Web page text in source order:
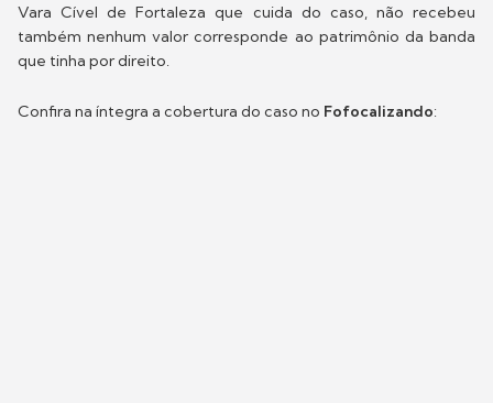
Vara Cível de Fortaleza que cuida do caso, não recebeu
também nenhum valor corresponde ao patrimônio da banda
que tinha por direito.
Confira na íntegra a cobertura do caso no Fofocalizando: